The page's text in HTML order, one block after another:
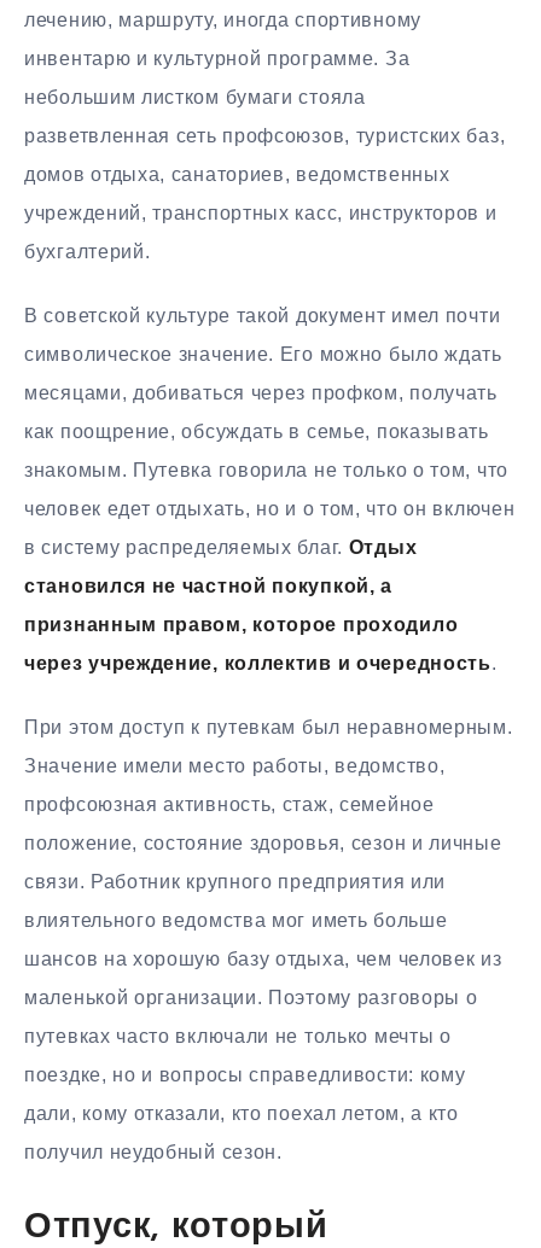
лечению, маршруту, иногда спортивному
инвентарю и культурной программе. За
небольшим листком бумаги стояла
разветвленная сеть профсоюзов, туристских баз,
домов отдыха, санаториев, ведомственных
учреждений, транспортных касс, инструкторов и
бухгалтерий.
В советской культуре такой документ имел почти
символическое значение. Его можно было ждать
месяцами, добиваться через профком, получать
как поощрение, обсуждать в семье, показывать
знакомым. Путевка говорила не только о том, что
человек едет отдыхать, но и о том, что он включен
в систему распределяемых благ. Отдых
становился не частной покупкой, а
признанным правом, которое проходило
через учреждение, коллектив и очередность.
При этом доступ к путевкам был неравномерным.
Значение имели место работы, ведомство,
профсоюзная активность, стаж, семейное
положение, состояние здоровья, сезон и личные
связи. Работник крупного предприятия или
влиятельного ведомства мог иметь больше
шансов на хорошую базу отдыха, чем человек из
маленькой организации. Поэтому разговоры о
путевках часто включали не только мечты о
поездке, но и вопросы справедливости: кому
дали, кому отказали, кто поехал летом, а кто
получил неудобный сезон.
Отпуск, который